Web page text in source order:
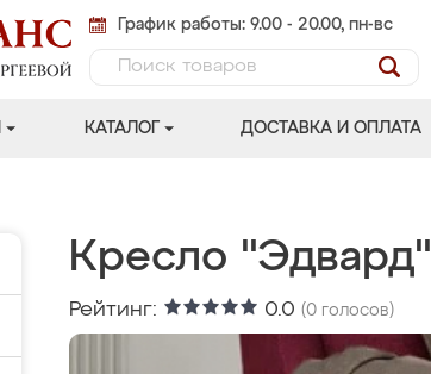
График работы: 9.00 - 20.00, пн-вс
КАТАЛОГ ДОСТАВКА И ОПЛАТА
Кресло "Эдвард"
Рейтинг: 0.0 (0 голосов)